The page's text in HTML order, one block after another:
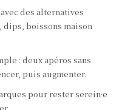
des alternatives
dips, boissons maison
: deux apéros sans
puis augmenter.
pour rester serein·e